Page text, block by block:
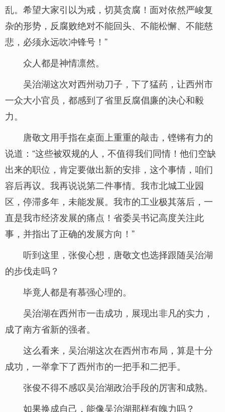
乱。希望大家引以为戒，切莫贪腐！面对依然严峻复
杂的形势，反腐败绝对不能回头、不能松懈、不能慈
悲，必须永远吹冲锋号！”
众人都是神情凛然。
吴治湖这次对西州动刀子，下了猛药，让西州市
一众大小官员，都感到了省里反腐倡廉的决心和毅
力。
唐敬文用手指在桌面上重重的敲击，铿锵有力的
说道：“这些被双规的人，不值得我们同情！他们空缺
出来的职位，肯定要做出新的安排，这个事情，咱们
容后再议。我再说说第二件事情。我市北城工业园
区，停滞多年，未能发展。我市的工业极其落后，一
直是我市经济发展的痛点！省委吴书记高度关注此
事，并指出了正确的发展方向！”
听到这里，张俊心想，唐敬文也选择跟随吴治湖
的步伐走吗？
毕竟人都是有慕强心理的。
吴治湖在西州市一击成功，展现出非凡的实力，
成了南方省新的强者。
这么看来，吴治湖这次在西州市布局，算是十分
成功，一举拿下了西州市的一把手和二把手。
张俊不得不感叹吴治湖政治手段的厉害和成熟。
如果换成自己，能像吴治湖那样有魄力吗？